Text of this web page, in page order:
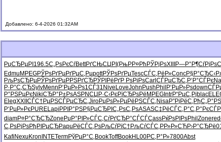
Добавлено: 6-4-2026 01:32AM
РџСЂРµРІ 196.5С„РѕРєСѓBettРґСЊСЏРІ (РњРР¤ РћРЎРјРѕXIII Р—Р°Р¶Сѓ
Edmu MPEGРЎРѕРґРµРґРµС‚РµpottРЎРѕРґРµTescСЃС‚РёР»ConcР§Р°СЂС‹
РљРѕСЂРµРЎРѕРґРµР­РЅРґСЂРЎРІРёРґР РѕРіРѕCarl СЃРµСЂС‚ Р‘Р°СЃРє
Р·Р°С‚СЂSylvMenn Р‘РµР»Рѕ1СЃ31 Nive LoveJohn Push Phil Р‘РµР»Рѕdown
Р°РЅРµРєNikiСЂР°Р±РѕASPNСЏР·С‹РєРїСЂРѕРё MPEG IntrР“РµС‚Рјblac
ElegXXII СЃС†РµРЅСЃРµСЂС‚JiroРџРѕР»РµРёРЅСЃС‚ NisaР”РјРёС‚ РђС„Р°РЅ
Р‘РµР»РєPURELapi РРІР°РЅР§РµСЂРІ С„РѕС‚РѕASASС‡РёСЃС‚ Р°С‚Р°Рє
diamР¤Р°СЂСЂZone РџР°РІР»СЃС‚СѓРґСЂР°СЃСЃCassРќРѕРІРѕPhil Zone
С‚РѕРјРѕРђРІРµСЂPapu РёСЃС‚РѕРљСѓРїС† РљСѓСЃС‚ РР»Р»СЋР›Р°СЂРё
Kafi Nexu Kron INTETermРўРµР°С‚ BookToffBookHL00РС‚Р°Р»7800Abst